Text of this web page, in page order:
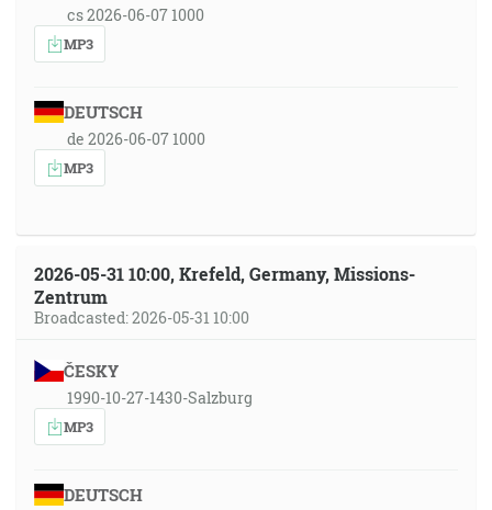
cs 2026-06-07 1000
MP3
DEUTSCH
de 2026-06-07 1000
MP3
2026-05-31 10:00, Krefeld, Germany, Missions-
Zentrum
Broadcasted: 2026-05-31 10:00
ČESKY
1990-10-27-1430-Salzburg
MP3
DEUTSCH